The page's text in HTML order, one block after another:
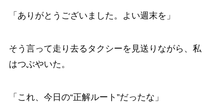
「ありがとうございました。よい週末を」
そう言って走り去るタクシーを見送りながら、私
はつぶやいた。
「これ、今日の“正解ルート”だったな」